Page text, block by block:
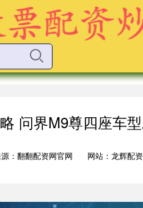
问界M9尊四座车
：翻翻配资网官网 网站：龙辉配资